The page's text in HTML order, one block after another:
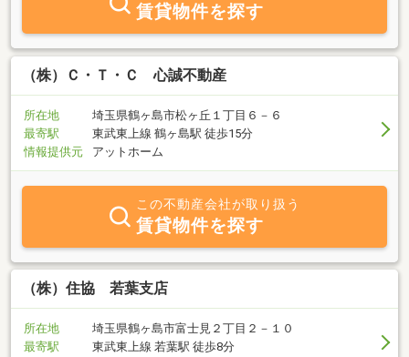
賃貸物件を探す
（株）Ｃ・Ｔ・Ｃ 心誠不動産
所在地
埼玉県鶴ヶ島市松ヶ丘１丁目６－６
最寄駅
東武東上線 鶴ヶ島駅 徒歩15分
情報提供元
アットホーム
この不動産会社が取り扱う
賃貸物件を探す
（株）住協 若葉支店
所在地
埼玉県鶴ヶ島市富士見２丁目２－１０
最寄駅
東武東上線 若葉駅 徒歩8分